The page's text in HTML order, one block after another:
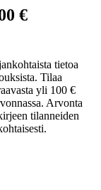
€
tietoa
Tilaa
yli 100 €
Arvonta
tilanneiden